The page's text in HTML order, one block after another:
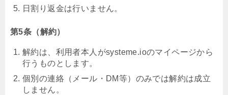
日割り返金は行いません。
第5条（解約）
解約は、利用者本人がsysteme.ioのマイページから
行うものとします。
個別の連絡（メール・DM等）のみでは解約は成立
しません。